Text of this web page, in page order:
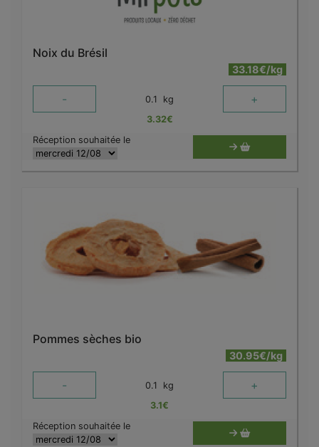
Noix du Brésil
33.18€/kg
- 0.1 kg +
3.32€
Réception souhaitée le
Pommes sèches bio
30.95€/kg
- 0.1 kg +
3.1€
Réception souhaitée le